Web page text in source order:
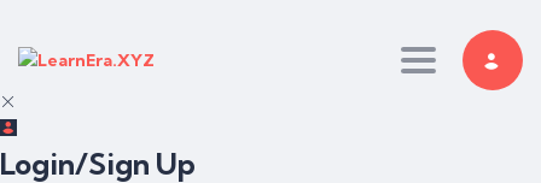
Toggle
Login/Sign Up